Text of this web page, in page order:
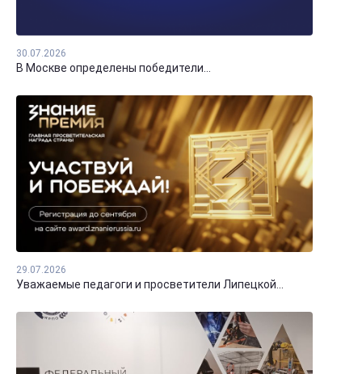
30.07.2026
В Москве определены победители...
29.07.2026
Уважаемые педагоги и просветители Липецкой...